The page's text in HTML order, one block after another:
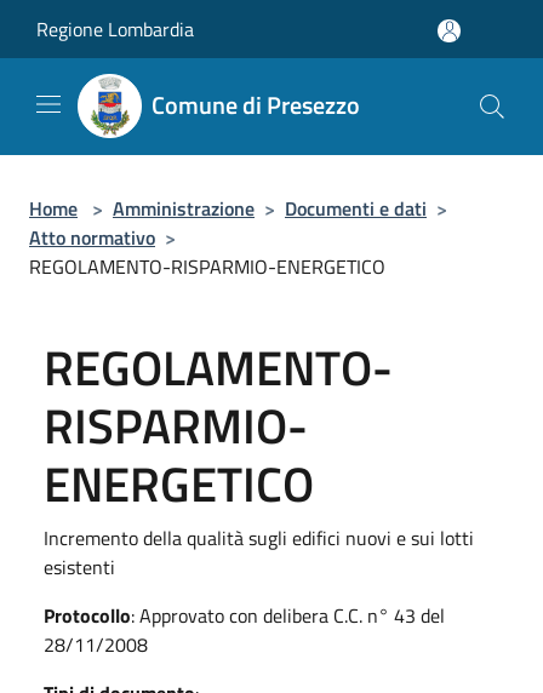
Regione Lombardia
Comune di Presezzo
Home > Amministrazione > Documenti e dati >
Atto normativo >
REGOLAMENTO-RISPARMIO-ENERGETICO
REGOLAMENTO-
RISPARMIO-
ENERGETICO
Incremento della qualità sugli edifici nuovi e sui lotti
esistenti
Protocollo: Approvato con delibera C.C. n° 43 del
28/11/2008